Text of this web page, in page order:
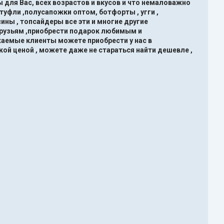
Вас, всех возрастов и вкусов и что немаловажно
,полусапожки оптом, ботфорты , угги ,
, топсайдеры все эти и многие другие
,приобрести подарок любимым и
клиенты можете приобрести у нас в
ценой , можете даже не стараться найти дешевле ,